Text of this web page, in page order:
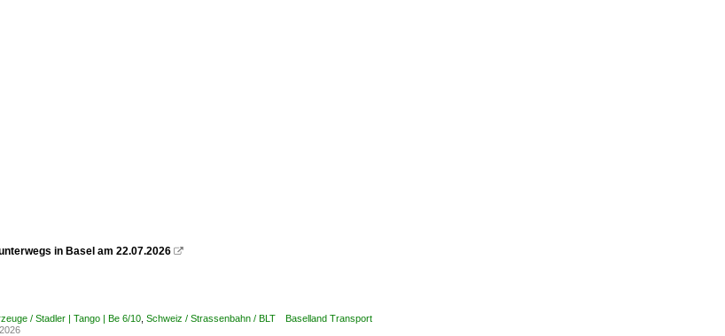
in Basel am 22.07.2026 
/ Stadler | Tango | Be 6/10 Schweiz / Strassenbahn / BLT Baselland Transport